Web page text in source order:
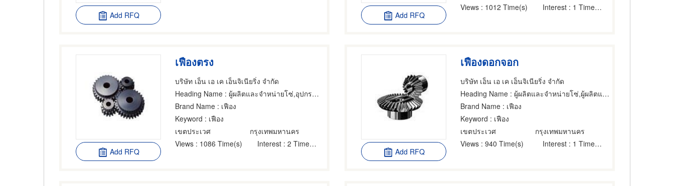
Add RFQ Add RFQ
Views : 1012 Time(s) Interest : 1 Time(s)
Add RFQ
เฟืองตรง
บริษัท เอ็น เอ เค เอ็นจิเนียริ่ง จำกัด
Heading Name : ผู้ผลิตและจำหน่ายโซ่,อุปกรณ์และเครื่องใช้อุตสาหกรรม,สายพานเครื่องจักร
Brand Name : เฟือง
Keyword : เฟือง
เขตประเวศ
กรุงเทพมหานคร
Views : 1086 Time(s) Interest : 2 Time(s)
Add RFQ
เฟืองดอกจอก
บริษัท เอ็น เอ เค เอ็นจิเนียริ่ง จำกัด
Heading Name : ผู้ผลิตและจำหน่ายโซ่,ผู้ผลิตและจำหน่ายโซ่,ผู้ผลิตตลับลูกปืน
Brand Name : เฟือง
Keyword : เฟือง
เขตประเวศ
กรุงเทพมหานคร
Views : 940 Time(s) Interest : 1 Time(s)